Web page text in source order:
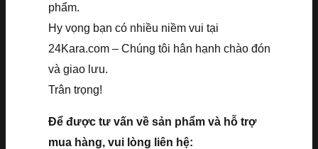
phẩm.
Hy vọng bạn có nhiều niềm vui tại
24Kara.com – Chúng tôi hân hạnh chào đón
và giao lưu.
Trân trọng!
Để được tư vấn về sản phẩm và hỗ trợ
mua hàng, vui lòng liên hệ: